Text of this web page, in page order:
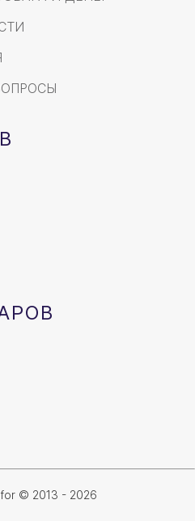
© 2013 - 2026